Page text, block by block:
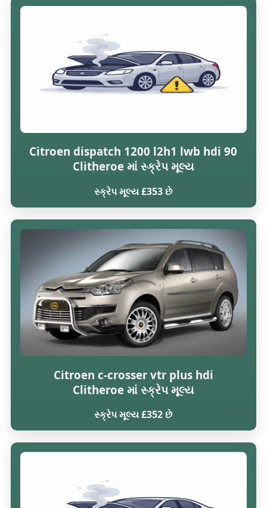
Citroen dispatch 1200 l2h1 lwb hdi 90
Clitheroe માં સ્ક્રેપ મૂલ્ય
સ્ક્રેપ મૂલ્ય £353 છે
Citroen c-crosser vtr plus hdi
Clitheroe માં સ્ક્રેપ મૂલ્ય
સ્ક્રેપ મૂલ્ય £352 છે